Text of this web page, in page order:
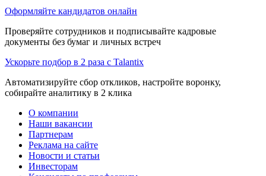
Оформляйте кандидатов онлайн
Проверяйте сотрудников и подписывайте кадровые
документы без бумаг и личных встреч
Ускорьте подбор в 2 раза с Talantix
Автоматизируйте сбор откликов, настройте воронку,
собирайте аналитику в 2 клика
О компании
Наши вакансии
Партнерам
Реклама на сайте
Новости и статьи
Инвесторам